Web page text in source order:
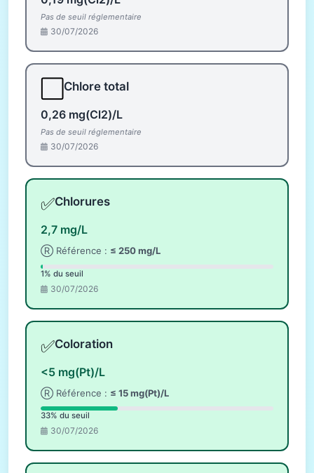
Pas de seuil réglementaire
30/07/2026
Chlore total
0,26 mg(Cl2)/L
Pas de seuil réglementaire
30/07/2026
✅Chlorures
2,7 mg/L
Ⓡ Référence : ≤ 250 mg/L
1% du seuil
30/07/2026
✅Coloration
<5 mg(Pt)/L
Ⓡ Référence : ≤ 15 mg(Pt)/L
33% du seuil
30/07/2026